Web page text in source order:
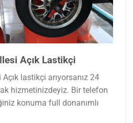
Açık Lastikçi
lastikçi arıyorsanız 24
hizmetinizdeyiz. Bir telefon
konuma full donanımlı